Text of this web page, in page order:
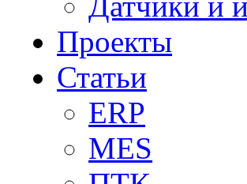
Проекты
Статьи
ERP
MES